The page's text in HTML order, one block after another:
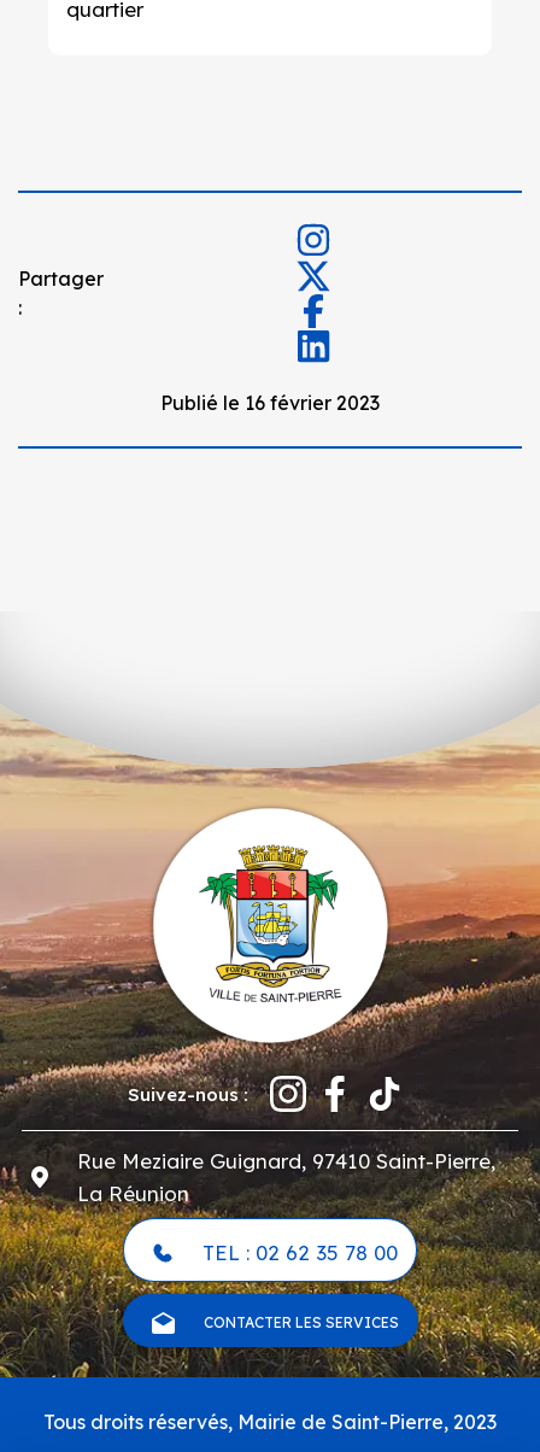
quartier
Partager
:
Publié le 16 février 2023
Suivez-nous :
Rue Meziaire Guignard, 97410 Saint-Pierre,
La Réunion
TEL : 02 62 35 78 00
CONTACTER LES SERVICES
Pied
Tous droits réservés, Mairie de Saint-Pierre, 2023